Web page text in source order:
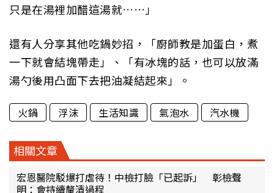
只是在湯裡加醋這湯就……」
還有人分享其他吃鍋妙招，「廚師教是加蛋白，煮
一下就會結塊帶走」、「有冰塊的話，也可以放滿
湯勺後用凸面下去把油凝結起來」。
火鍋 浮沫 生活知識 氣泡水 汽水機
相關文章
宏恩醫院駁爆打虐待！中檢打臉「已起訴」 彰檢聲
明：會持續釐清過程